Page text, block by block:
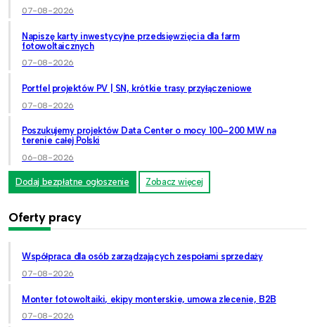
07-08-2026
Napiszę karty inwestycyjne przedsięwzięcia dla farm
fotowoltaicznych
07-08-2026
Portfel projektów PV | SN, krótkie trasy przyłączeniowe
07-08-2026
Poszukujemy projektów Data Center o mocy 100–200 MW na
terenie całej Polski
06-08-2026
Dodaj bezpłatne ogłoszenie Zobacz więcej
Oferty pracy
Współpraca dla osób zarządzających zespołami sprzedaży
07-08-2026
Monter fotowoltaiki, ekipy monterskie, umowa zlecenie, B2B
07-08-2026